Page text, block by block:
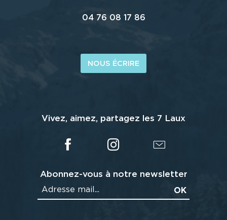
04 76 08 17 86
NOUS ÉCRIRE
Vivez, aimez, partagez les 7 Laux
Abonnez-vous à notre newsletter